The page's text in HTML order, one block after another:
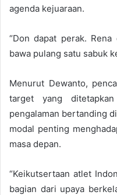
agenda kejuaraan.
“Don dapat perak.
bawa pulang satu sabuk
Menurut Dewanto,
target yang
pengalaman bertanding
modal penting
masa depan.
“Keikutsertaan atlet
bagian dari upaya